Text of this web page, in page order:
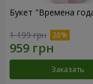
Букет "Времена
1 199 грн
Заказать